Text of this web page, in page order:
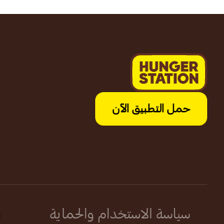
حمل التطبيق الآن
سياسة الاستخدام والحماية